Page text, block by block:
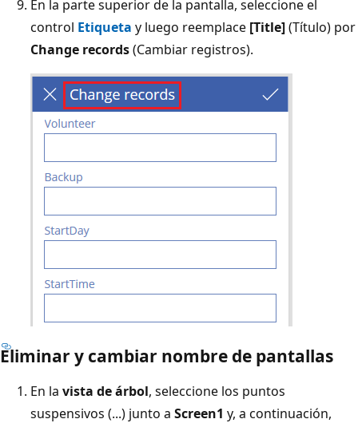
En la parte superior de la pantalla, seleccione el
control Etiqueta y luego reemplace [Title](Título) por
Change records(Cambiar registros).
Eliminar y cambiar nombre de pantallas
En la vista de árbol, seleccione los puntos
suspensivos (...) junto a Screen1 y, a continuación,